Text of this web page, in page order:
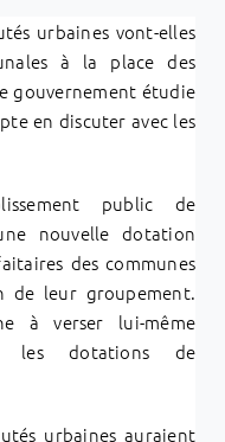
urbaines vont-elles
à la place des
gouvernement étudie
en discuter avec les
public de
nouvelle dotation
des communes
de leur groupement.
à verser lui-même
les dotations de
urbaines auraient